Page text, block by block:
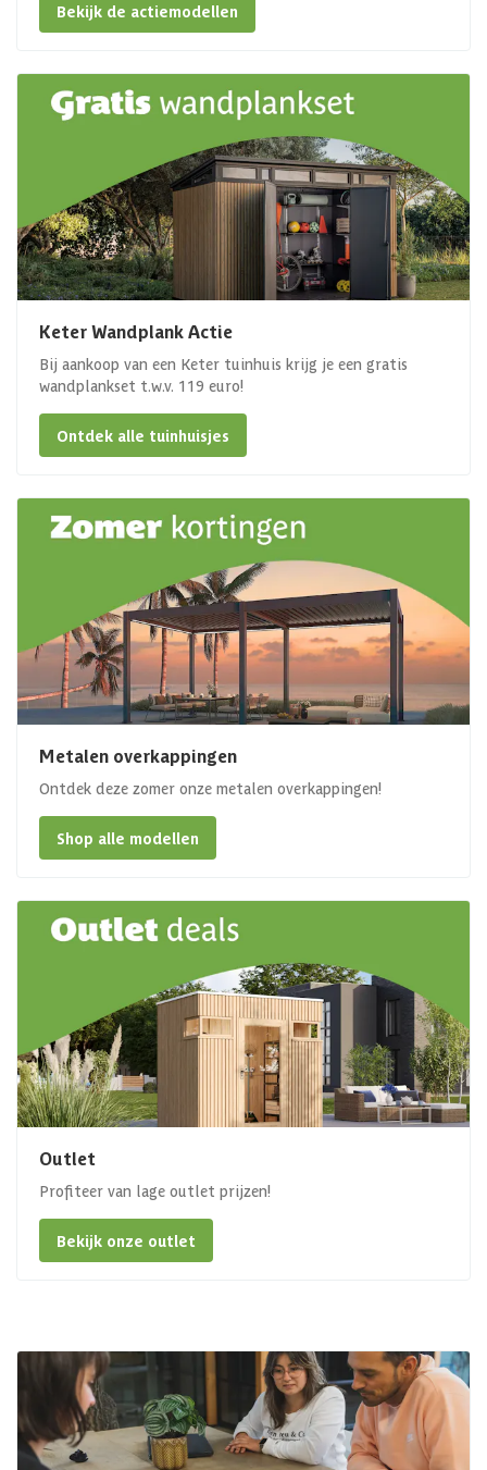
Bekijk de actiemodellen
Keter Wandplank Actie
Bij aankoop van een Keter tuinhuis krijg je een gratis
wandplankset t.w.v. 119 euro!
Ontdek alle tuinhuisjes
Metalen overkappingen
Ontdek deze zomer onze metalen overkappingen!
Shop alle modellen
Outlet
Profiteer van lage outlet prijzen!
Bekijk onze outlet